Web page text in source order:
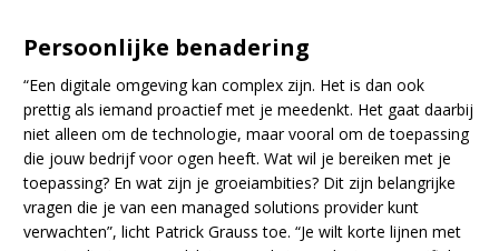
Persoonlijke benadering
“Een digitale omgeving kan complex zijn. Het is dan ook
prettig als iemand proactief met je meedenkt. Het gaat daarbij
niet alleen om de technologie, maar vooral om de toepassing
die jouw bedrijf voor ogen heeft. Wat wil je bereiken met je
toepassing? En wat zijn je groeiambities? Dit zijn belangrijke
vragen die je van een managed solutions provider kunt
verwachten”, licht Patrick Grauss toe. “Je wilt korte lijnen met